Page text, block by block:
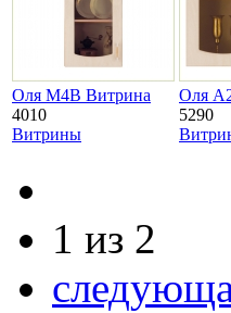
Оля М4В Витрина
4010
Витрины
Оля
5290
1 из 2